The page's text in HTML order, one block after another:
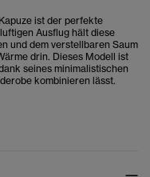
ist der perfekte
Ausflug hält diese
und dem verstellbaren Saum
drin. Dieses Modell ist
seines minimalistischen
kombinieren lässt.